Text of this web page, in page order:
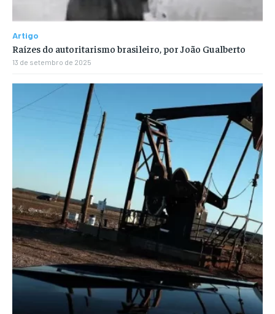
Artigo
Raízes do autoritarismo brasileiro, por João Gualberto
13 de setembro de 2025